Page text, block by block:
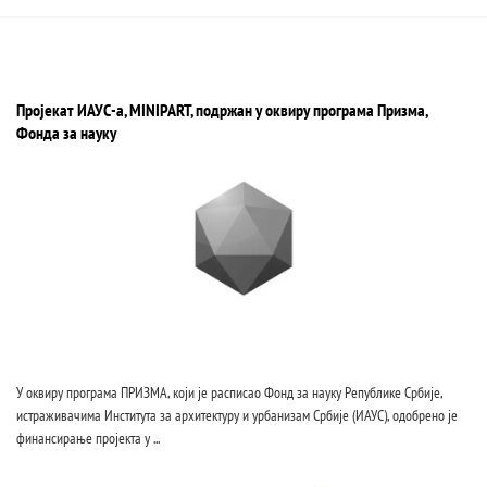
Пројекат ИАУС-а, MINIPART, подржан у оквиру програма Призма,
Фонда за науку
У оквиру програма ПРИЗМА, који је расписао Фонд за науку Републике Србије,
истраживачима Института за архитектуру и урбанизам Србије (ИАУС), одобрено је
финансирање пројекта у ...